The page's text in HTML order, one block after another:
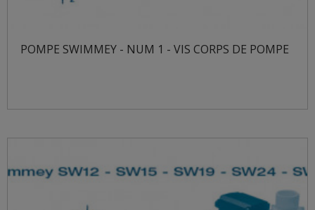
POMPE SWIMMEY - NUM 1 - VIS CORPS DE POMPE